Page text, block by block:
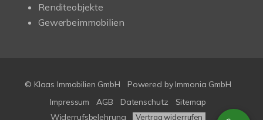
Renditeobjekte
Gewerbeimmobilien
© Klaas Immobilien GmbH Powered by Immonia GmbH
Impressum
AGB Datenschutz
Sitemap
Widerrufsbelehrung
Vertrag widerrufen